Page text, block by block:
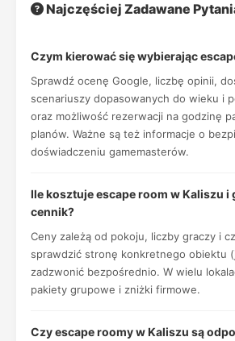
Najczęściej Zadawane
Czym kierować się wybierając
Sprawdź ocenę Google, liczbę opinii,
scenariuszy dopasowanych do wieku i
oraz możliwość rezerwacji na godzinę
planów. Ważne są też informacje o
doświadczeniu gamemasterów.
Ile kosztuje escape room w Kaliszu i
cennik?
Ceny zależą od pokoju, liczby graczy i
sprawdzić stronę konkretnego obiektu
zadzwonić bezpośrednio. W wielu
pakiety grupowe i zniżki firmowe.
Czy escape roomy w Kaliszu są